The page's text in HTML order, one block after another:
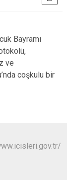
Bayramı
ve
coşkulu bir